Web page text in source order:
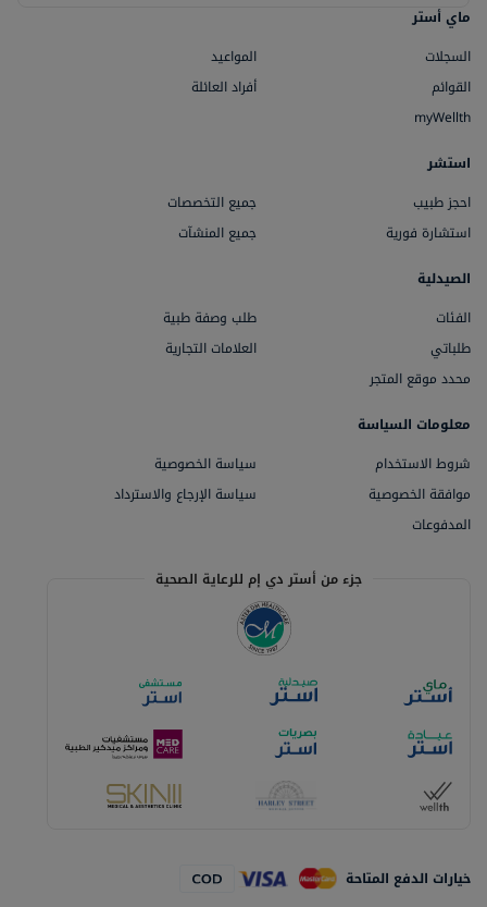
ماي أستر
السجلات
المواعيد
القوائم
أفراد العائلة
myWellth
استشر
احجز طبيب
جميع التخصصات
استشارة فورية
جميع المنشآت
الصيدلية
الفئات
طلب وصفة طبية
طلباتي
العلامات التجارية
محدد موقع المتجر
معلومات السياسة
شروط الاستخدام
سياسة الخصوصية
موافقة الخصوصية
سياسة الإرجاع والاسترداد
المدفوعات
جزء من أستر دي إم للرعاية الصحية
خيارات الدفع المتاحة